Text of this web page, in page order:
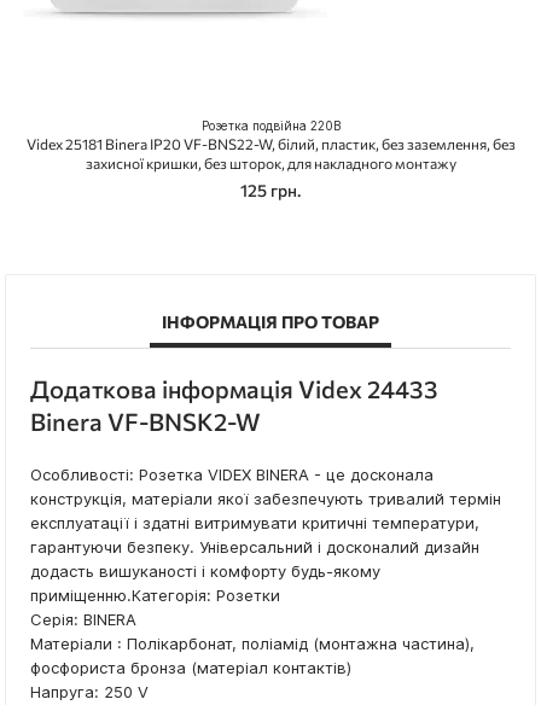
Розетка подвійна 220В
Videx 25181 Binera IP20 VF-BNS22-W, білий, пластик, без заземлення, без
захисної кришки, без шторок, для накладного монтажу
125 грн.
ІНФОРМАЦІЯ ПРО ТОВАР
Додаткова інформація Videx 24433
Binera VF-BNSK2-W
Особливості: Розетка VIDEX BINERA - це досконала
конструкція, матеріали якої забезпечують тривалий термін
експлуатації і здатні витримувати критичні температури,
гарантуючи безпеку. Універсальний і досконалий дизайн
додасть вишуканості і комфорту будь-якому
приміщенню.Категорія: Розетки
Серія: BINERA
Матеріали : Полікарбонат, поліамід (монтажна частина),
фосфориста бронза (матеріал контактів)
Напруга: 250 V